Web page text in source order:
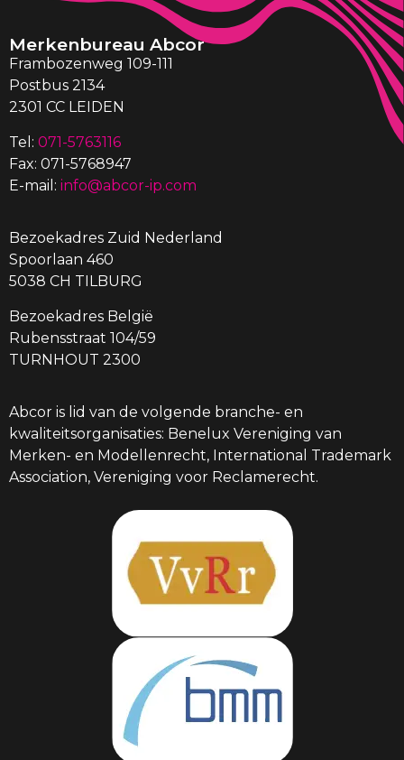
Merkenbureau Abcor
Frambozenweg 109-111
Postbus 2134
2301 CC LEIDEN
Tel: 071-5763116
Fax: 071-5768947
E-mail: info@abcor-ip.com
Bezoekadres Zuid Nederland
Spoorlaan 460
5038 CH TILBURG
Bezoekadres België
Rubensstraat 104/59
TURNHOUT 2300
Abcor is lid van de volgende branche- en
kwaliteitsorganisaties: Benelux Vereniging van
Merken- en Modellenrecht, International Trademark
Association, Vereniging voor Reclamerecht.